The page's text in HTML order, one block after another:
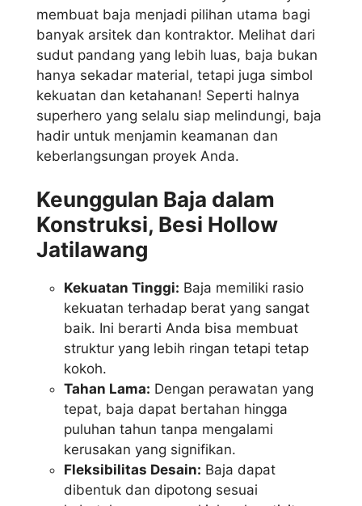
membuat baja menjadi pilihan utama bagi
banyak arsitek dan kontraktor. Melihat dari
sudut pandang yang lebih luas, baja bukan
hanya sekadar material, tetapi juga simbol
kekuatan dan ketahanan! Seperti halnya
superhero yang selalu siap melindungi, baja
hadir untuk menjamin keamanan dan
keberlangsungan proyek Anda.
Keunggulan Baja dalam
Konstruksi, Besi Hollow
Jatilawang
Kekuatan Tinggi: Baja memiliki rasio
kekuatan terhadap berat yang sangat
baik. Ini berarti Anda bisa membuat
struktur yang lebih ringan tetapi tetap
kokoh.
Tahan Lama: Dengan perawatan yang
tepat, baja dapat bertahan hingga
puluhan tahun tanpa mengalami
kerusakan yang signifikan.
Fleksibilitas Desain: Baja dapat
dibentuk dan dipotong sesuai